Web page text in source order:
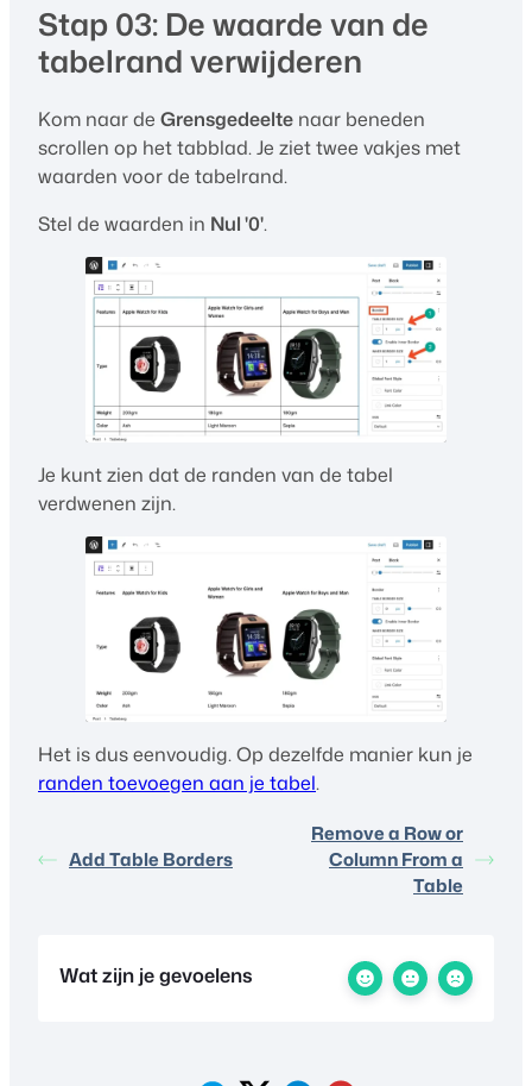
Stap 03: De waarde van de
tabelrand verwijderen
Kom naar de Grensgedeelte naar beneden
scrollen op het tabblad. Je ziet twee vakjes met
waarden voor de tabelrand.
Stel de waarden in Nul '0'.
Je kunt zien dat de randen van de tabel
verdwenen zijn.
Het is dus eenvoudig. Op dezelfde manier kun je
randen toevoegen aan je tabel.
Add Table Borders
Remove a Row or
Column From a
Table
Wat zijn je gevoelens